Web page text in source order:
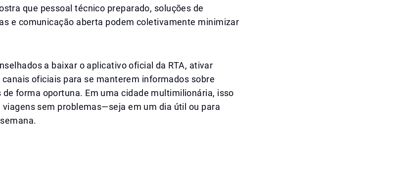
que pessoal técnico preparado, soluções de
e comunicação aberta podem coletivamente minimizar
a baixar o aplicativo oficial da RTA, ativar
oficiais para se manterem informados sobre
forma oportuna. Em uma cidade multimilionária, isso
viagens sem problemas—seja em um dia útil ou para